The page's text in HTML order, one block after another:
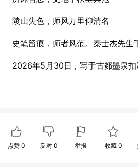
陵山失色，师风万里仰清名
史笔留痕，师者风范。秦士杰先生
2026年5月30日，写于古郯墨泉
点赞 0 反对 0 举报 收藏 0